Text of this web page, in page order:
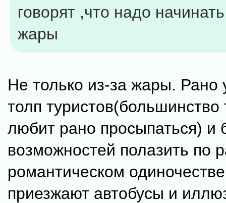
говорят ,что надо
жары
Не только из-за жары. Рано
толп туристов(большинство
любит рано просыпаться) и
возможностей полазить по
романтическом
приезжают автобусы и